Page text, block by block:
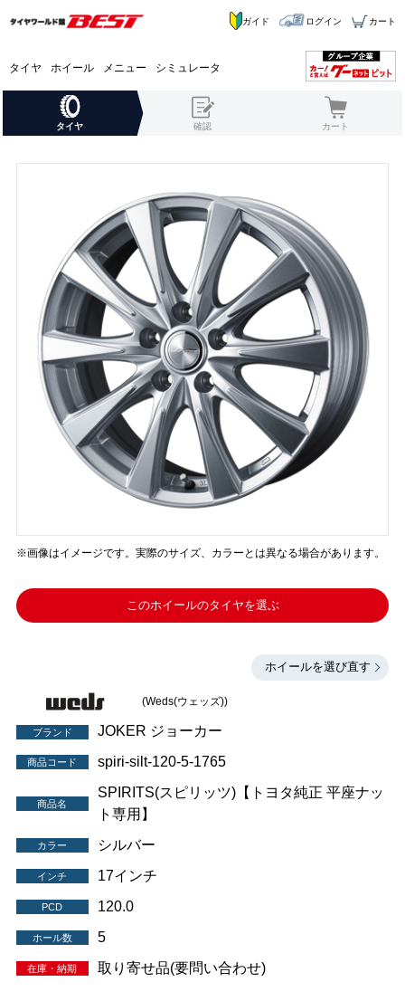
タイヤ ホイール メニュー シミュレータ
ガイド ログイン カート
タイヤ 確認 カート
※画像はイメージです。実際のサイズ、カラーとは異なる場合があります。
このホイールのタイヤを選ぶ
ホイールを選び直す
(Weds(ウェッズ))
ブランド JOKER ジョーカー
商品コード spiri-silt-120-5-1765
商品名
SPIRITS(スピリッツ)【トヨタ純正 平座ナッ
ト専用】
カラー シルバー
インチ 17インチ
PCD 120.0
ホール数 5
在庫・納期 取り寄せ品(要問い合わせ)